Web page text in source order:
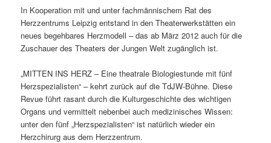
In Kooperation mit und unter fachmännischem Rat des
Herzzentrums Leipzig entstand in den Theaterwerkstätten ein
neues begehbares Herzmodell – das ab März 2012 auch für die
Zuschauer des Theaters der Jungen Welt zugänglich ist.
„MITTEN INS HERZ – Eine theatrale Biologiestunde mit fünf
Herzspezialisten“ – kehrt zurück auf die TdJW-Bühne. Diese
Revue führt rasant durch die Kulturgeschichte des wichtigen
Organs und vermittelt nebenbei auch medizinisches Wissen:
unter den fünf „Herzspezialisten“ ist natürlich wieder ein
Herzchirurg aus dem Herzzentrum.